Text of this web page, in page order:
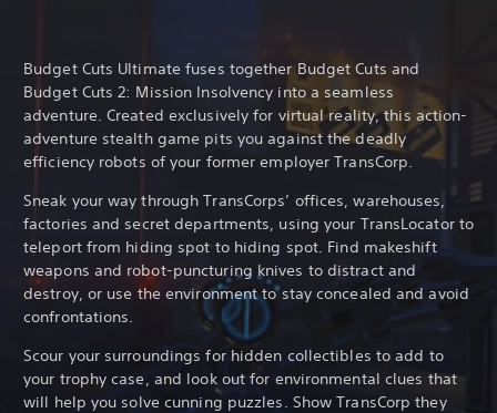
Budget Cuts Ultimate fuses together Budget Cuts and
Budget Cuts 2: Mission Insolvency into a seamless
adventure. Created exclusively for virtual reality, this action-
adventure stealth game pits you against the deadly
efficiency robots of your former employer TransCorp.
Sneak your way through TransCorps’ offices, warehouses,
factories and secret departments, using your TransLocator to
teleport from hiding spot to hiding spot. Find makeshift
weapons and robot-puncturing knives to distract and
destroy, or use the environment to stay concealed and avoid
confrontations.
Scour your surroundings for hidden collectibles to add to
your trophy case, and look out for environmental clues that
will help you solve cunning puzzles. Show TransCorp they